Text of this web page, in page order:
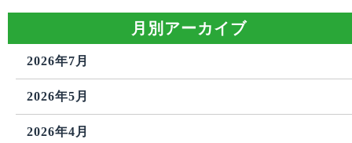
月別アーカイブ
2026年7月
2026年5月
2026年4月